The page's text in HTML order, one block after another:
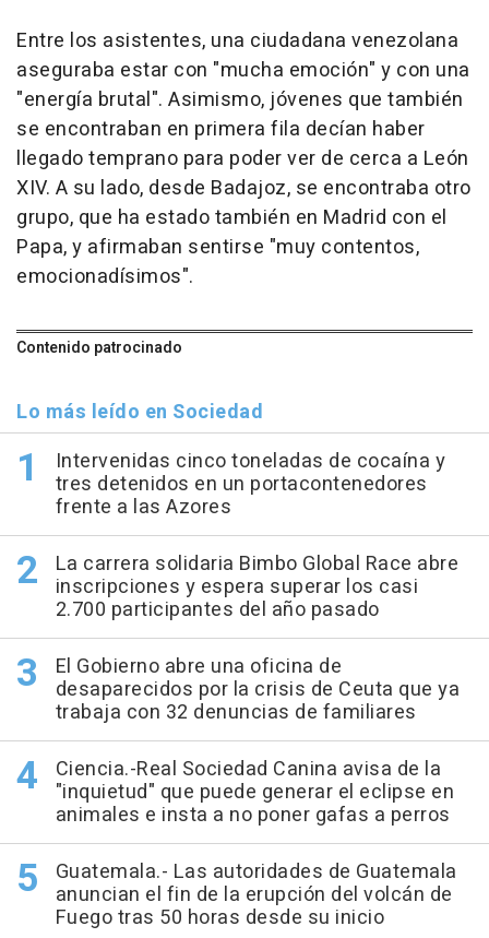
Entre los asistentes, una ciudadana venezolana
aseguraba estar con "mucha emoción" y con una
"energía brutal". Asimismo, jóvenes que también
se encontraban en primera fila decían haber
llegado temprano para poder ver de cerca a León
XIV. A su lado, desde Badajoz, se encontraba otro
grupo, que ha estado también en Madrid con el
Papa, y afirmaban sentirse "muy contentos,
emocionadísimos".
Contenido patrocinado
Lo más leído en Sociedad
Intervenidas cinco toneladas de cocaína y
tres detenidos en un portacontenedores
frente a las Azores
La carrera solidaria Bimbo Global Race abre
inscripciones y espera superar los casi
2.700 participantes del año pasado
El Gobierno abre una oficina de
desaparecidos por la crisis de Ceuta que ya
trabaja con 32 denuncias de familiares
Ciencia.-Real Sociedad Canina avisa de la
"inquietud" que puede generar el eclipse en
animales e insta a no poner gafas a perros
Guatemala.- Las autoridades de Guatemala
anuncian el fin de la erupción del volcán de
Fuego tras 50 horas desde su inicio